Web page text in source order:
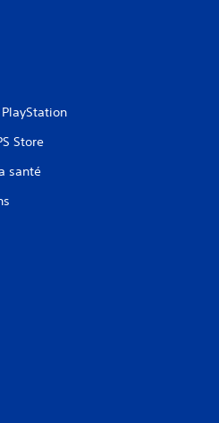
Store
santé